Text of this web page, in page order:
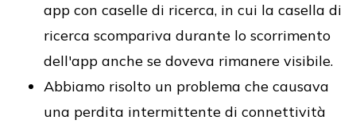
app con caselle di ricerca, in cui la casella di
ricerca scompariva durante lo scorrimento
dell'app anche se doveva rimanere visibile.
Abbiamo risolto un problema che causava
una perdita intermittente di connettività